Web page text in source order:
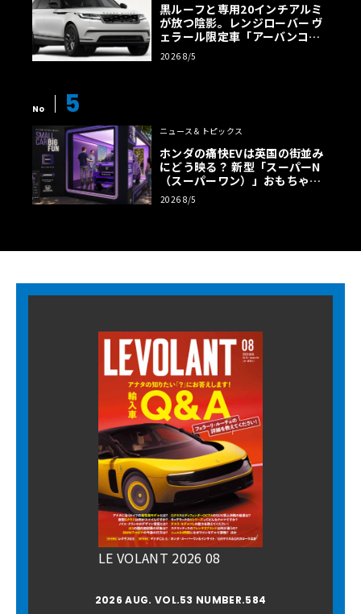
黒ルーフと専用20インチアルミ
が放つ陰影。レンジローバー ヴ
ェラール限定車「アーバンコン
トラスト・エディション」登場
2026 8/5
No 5
ニュース＆トピックス
ホンダの痛快EVは英国の街並み
にどう映る？ 新型「スーパーN
（スーパーワン）」おもちゃ箱
ツアーの全貌
2026 8/5
LE VOLANT 2026 08
2026 AUG. VOL.53 NUMBER.584